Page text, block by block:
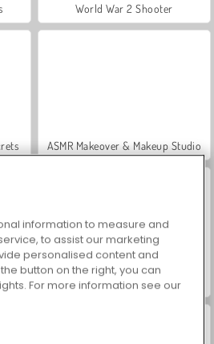
World War 2 Shooter
ASMR Makeover & Makeup Studio
Royal Story
information to measure and
to assist our marketing
personalised content and
button on the right, you can
For more information see our